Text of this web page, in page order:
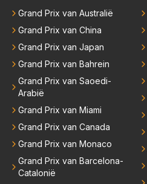
Grand Prix van Australië
Grand Prix van China
Grand Prix van Japan
Grand Prix van Bahrein
Grand Prix van Saoedi-
Arabië
Grand Prix van Miami
Grand Prix van Canada
Grand Prix van Monaco
Grand Prix van Barcelona-
Catalonië